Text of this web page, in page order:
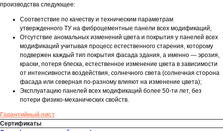
производства следующее:
Соответствие по качеству и техническим параметрам
утвержденного ТУ на фиброцементные панели всех модификаций;
Отсутствие аномальных изменений цвета и покрытия у панелей всех
модификаций учитывая процесс естественного старения, которому
подвержен каждый тип покрытия фасада здания, а именно — эрозия,
краски, потеря блеска, естественное изменение цвета в зависимости
от интенсивности воздействия, солнечного света (солнечная сторона
фасада или северная по-разному влияют на изменение цвета);
Эксплуатацию панелей всех модификаций более 50-ти лет, без
потери физико-механических свойств.
Гарантийный лист
Сертификаты